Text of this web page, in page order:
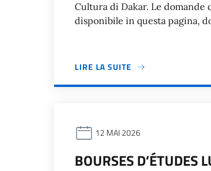
Cultura di Dakar. Le domande
disponibile in questa pagina,
LIRE LA SUITE
12 MAI 2026
BOURSES D’ÉTUDES